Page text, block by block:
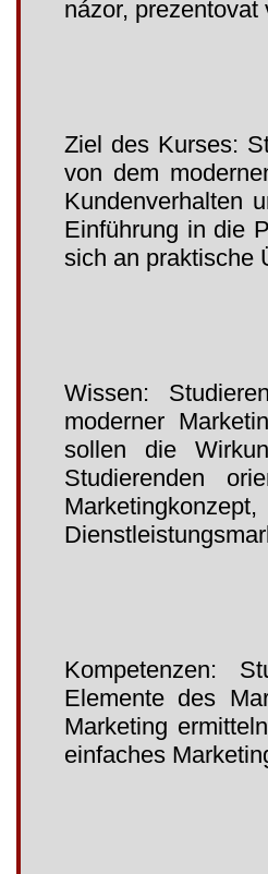
názor,
Ziel des Kurses:
von dem
Kundenverhalten
Einführung in die
sich an praktische
Wissen:
moderner
sollen die
Studierenden
Kompetenzen:
Elemente des
Marketing
einfaches